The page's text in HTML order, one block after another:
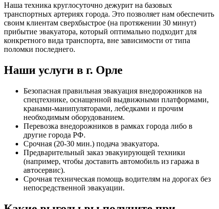
Наша техника круглосуточно дежурит на базовых
транспортных артериях города. Это позволяет нам обеспечить
своим клиентам сверхбыстрое (на протяжении 30 минут)
прибытие эвакуатора, который оптимально подходит для
конкретного вида транспорта, вне зависимости от типа
поломки последнего.
Наши услуги в г. Орле
Безопасная правильная эвакуация внедорожников на
спецтехнике, оснащенной выдвижными платформами,
кранами-манипуляторами, лебедками и прочим
необходимым оборудованием.
Перевозка внедорожников в рамках города либо в
другие города РФ.
Срочная (20-30 мин.) подача эвакуатора.
Предварительный заказ эвакуирующей техники
(например, чтобы доставить автомобиль из гаража в
автосервис).
Срочная техническая помощь водителям на дорогах без
непосредственной эвакуации.